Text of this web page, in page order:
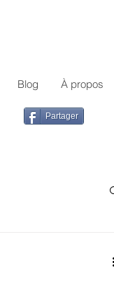
Blog À propos
Partager